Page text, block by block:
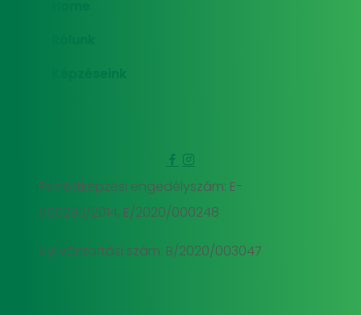
Felnőttképzési engedélyszám: E-
000293/2014, E/2020/000248
Nyilvántartási szám: B/2020/003047